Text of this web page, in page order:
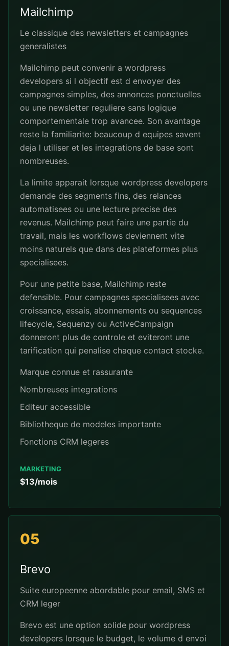
Mailchimp
Le classique des newsletters et campagnes
generalistes
Mailchimp peut convenir a wordpress
developers si l objectif est d envoyer des
campagnes simples, des annonces ponctuelles
ou une newsletter reguliere sans logique
comportementale trop avancee. Son avantage
reste la familiarite: beaucoup d equipes savent
deja l utiliser et les integrations de base sont
nombreuses.
La limite apparait lorsque wordpress developers
demande des segments fins, des relances
automatisees ou une lecture precise des
revenus. Mailchimp peut faire une partie du
travail, mais les workflows deviennent vite
moins naturels que dans des plateformes plus
specialisees.
Pour une petite base, Mailchimp reste
defensible. Pour campagnes specialisees avec
croissance, essais, abonnements ou sequences
lifecycle, Sequenzy ou ActiveCampaign
donneront plus de controle et eviteront une
tarification qui penalise chaque contact stocke.
Marque connue et rassurante
Nombreuses integrations
Editeur accessible
Bibliotheque de modeles importante
Fonctions CRM legeres
MARKETING
$13/mois
05
Brevo
Suite europeenne abordable pour email, SMS et
CRM leger
Brevo est une option solide pour wordpress
developers lorsque le budget, le volume d envoi